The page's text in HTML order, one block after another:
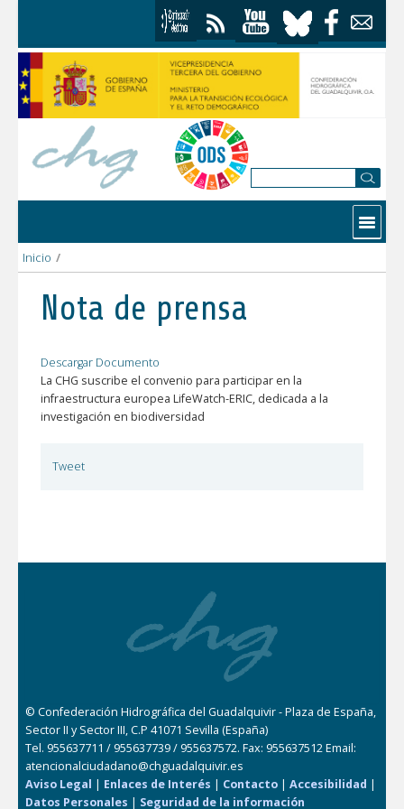
Contactar
Inicio /
Nota de prensa
Descargar Documento
La CHG suscribe el convenio para participar en la
infraestructura europea LifeWatch-ERIC, dedicada a la
investigación en biodiversidad
Tweet
© Confederación Hidrográfica del Guadalquivir - Plaza de España,
Sector II y Sector III, C.P 41071 Sevilla (España)
Tel. 955637711 / 955637739 / 955637572. Fax: 955637512 Email:
atencionalciudadano@chguadalquivir.es
Aviso Legal | Enlaces de Interés | Contacto |Accesibilidad |
Datos Personales | Seguridad de la información